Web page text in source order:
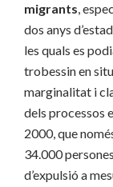
migrants,
dos anys
les quals es
trobessin en
marginalitat i
dels processos
2000, que
34.000
d’expulsió a